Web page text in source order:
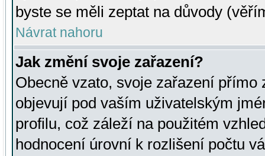
byste se měli zeptat na důvody
Návrat nahoru
Jak změní svoje zařazení?
Obecně vzato, svoje zařazení přímo
objevují pod vaším uživatelským
profilu, což záleží na použitém
hodnocení úrovní k rozlišení počtu